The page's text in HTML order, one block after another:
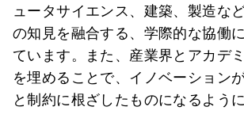
ュータサイエンス、建築、製造な
の知見を融合する、学際的な協働
ています。また、産業界とアカデ
を埋めることで、イノベーション
と制約に根ざしたものになるよう